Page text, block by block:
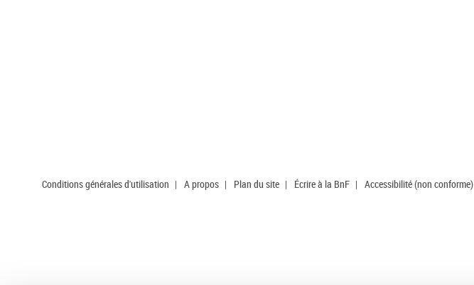
Conditions générales d'utilisation | A propos | Plan du site | Écrire à la BnF | Accessibilité (non conforme)